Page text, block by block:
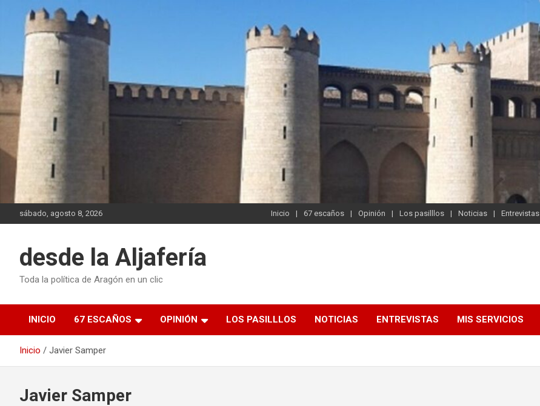
contenido
sábado, agosto 8, 2026 Inicio 67 escaños Opinión Los pasilllos Noticias Entrevistas
desde la Aljafería
Toda la política de Aragón en un clic
INICIO 67 ESCAÑOS OPINIÓN LOS PASILLLOS NOTICIAS ENTREVISTAS MIS SERVICIOS
Inicio Javier Samper
Javier Samper